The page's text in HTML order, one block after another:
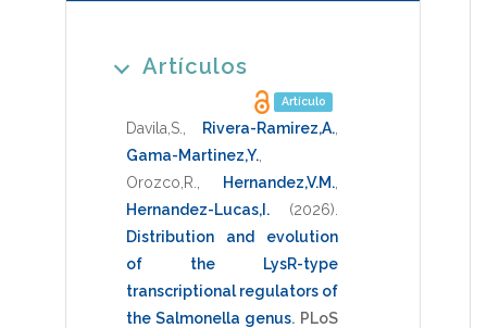
Artículos
Artículo
Davila,S. Rivera-Ramirez,A.
Gama-Martinez,Y.
Orozco,R.
Hernandez,V.M.
Hernandez-Lucas,I.
(2026)
Distribution and evolution
of the LysR-type
transcriptional regulators of
the Salmonella genus. PLoS